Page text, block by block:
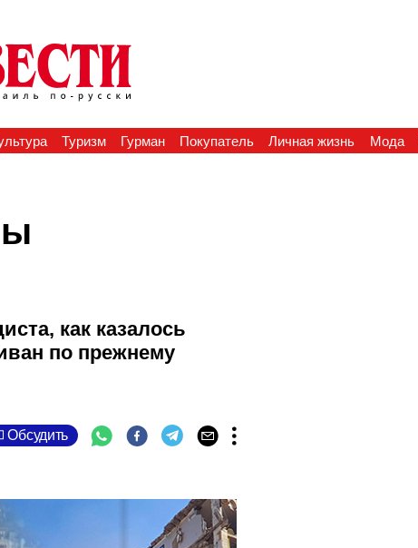
Туризм Гурман Покупатель Личная жизнь Мода
как казалось
по прежнему
Обсудить